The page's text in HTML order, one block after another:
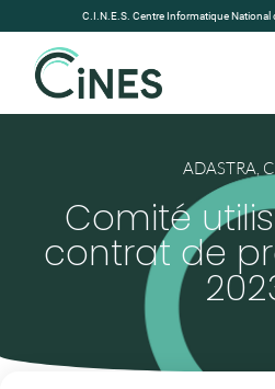
C.I.N.E.S. Centre Informatique National
ADASTRA,
Comité
contrat de